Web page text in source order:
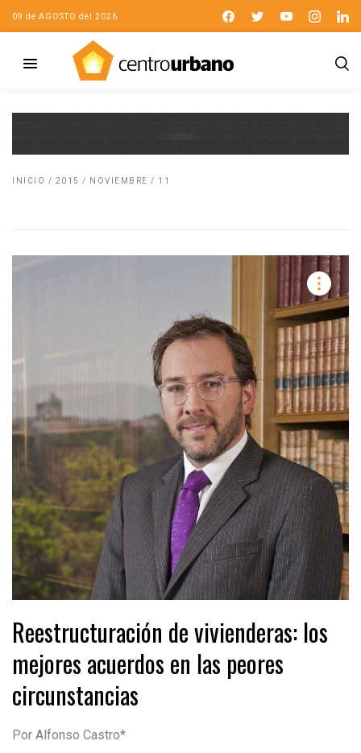
09 de AGOSTO del 2026
INICIO / 2015 / NOVIEMBRE / 11
Reestructuración de vivienderas: los
mejores acuerdos en las peores
circunstancias
Por Alfonso Castro*